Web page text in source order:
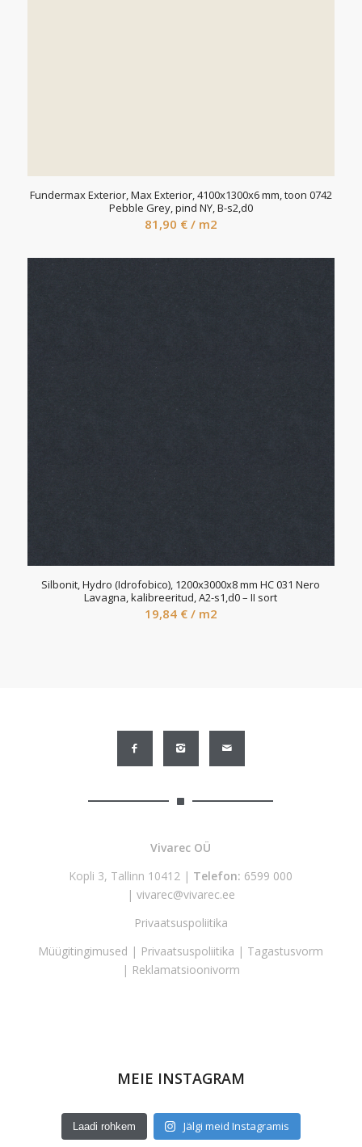
Fundermax Exterior, Max Exterior, 4100x1300x6 mm, toon 0742
Pebble Grey, pind NY, B-s2,d0
81,90 € / m2
Silbonit, Hydro (Idrofobico), 1200x3000x8 mm HC 031 Nero
Lavagna, kalibreeritud, A2-s1,d0 – II sort
19,84 € / m2
Vivarec OÜ
Kopli 3, Tallinn 10412 | Telefon: 6599 000
| vivarec@vivarec.ee
Privaatsuspoliitika
Müügitingimused | Privaatsuspoliitika | Tagastusvorm
| Reklamatsioonivorm
MEIE INSTAGRAM
Laadi rohkem Jälgi meid Instagramis